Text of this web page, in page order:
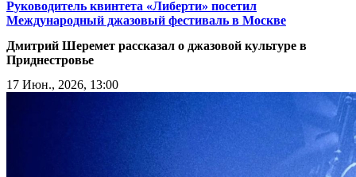
Руководитель квинтета «Либерти» посетил
Международный джазовый фестиваль в Москве
Дмитрий Шеремет рассказал о джазовой культуре в
Приднестровье
17 Июн., 2026, 13:00